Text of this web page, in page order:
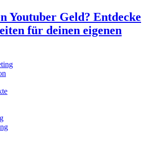
Youtuber Geld? Entdecke
für deinen eigenen